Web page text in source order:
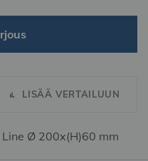
LISÄÄ VERTAILUUN
Ø 200x(H)60 mm